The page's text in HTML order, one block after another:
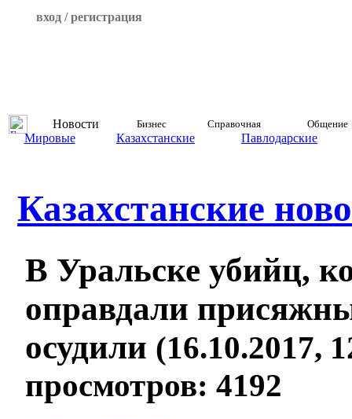
вход / регистрация
Новости Бизнес Справочная Общение
Мировые Казахстанские Павлодарские
Казахстанские
В Уральске убийц,
оправдали
осудили (16.10.2017,
просмотров: 4192